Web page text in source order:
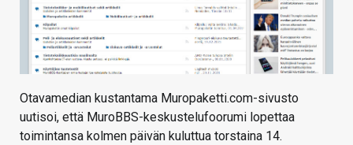
HAKU
Otavamedian kustantama Muropaketti.com-sivusto
uutisoi, että MuroBBS-keskustelufoorumi lopettaa
toimintansa kolmen päivän kuluttua torstaina 14.